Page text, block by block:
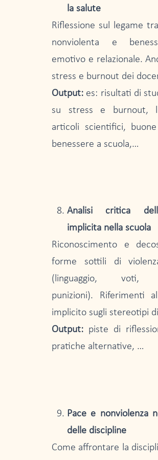
la salute
Riflessione sul legame
nonviolenta e
emotivo e relazionale.
stress e burnout dei
Output: es: risultati di
su stress e burnout,
articoli scientifici,
benessere a scuola,…
Analisi critica
implicita nella scuola
Riconoscimento e
forme sottili di
(linguaggio, voti,
punizioni). Riferimenti
implicito sugli stereotipi
Output: piste di
pratiche alternative, …
Pace e nonviolenza
delle discipline
Come affrontare la